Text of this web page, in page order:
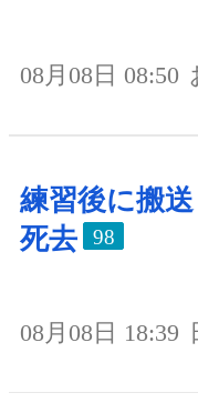
08月08日 08:50
練習後に搬
死去
98
08月08日 18:39